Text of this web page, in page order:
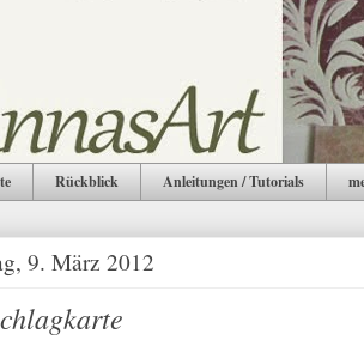
Rückblick Anleitungen / Tutorials
9. März 2012